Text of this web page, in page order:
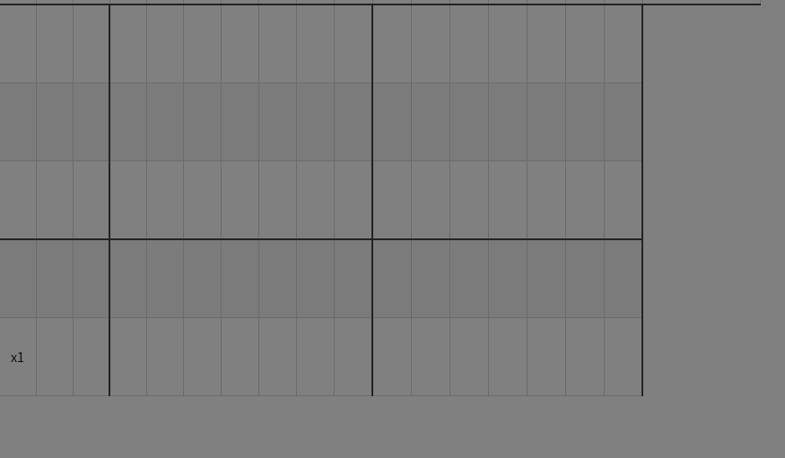
x1